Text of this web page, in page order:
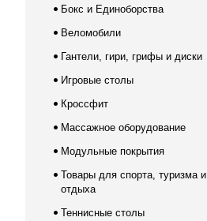
Бокс и Единоборства
Веломобили
Гантели, гири, грифы и диски
Игровые столы
Кроссфит
Массажное оборудование
Модульные покрытия
Товары для спорта, туризма и
отдыха
Теннисные столы